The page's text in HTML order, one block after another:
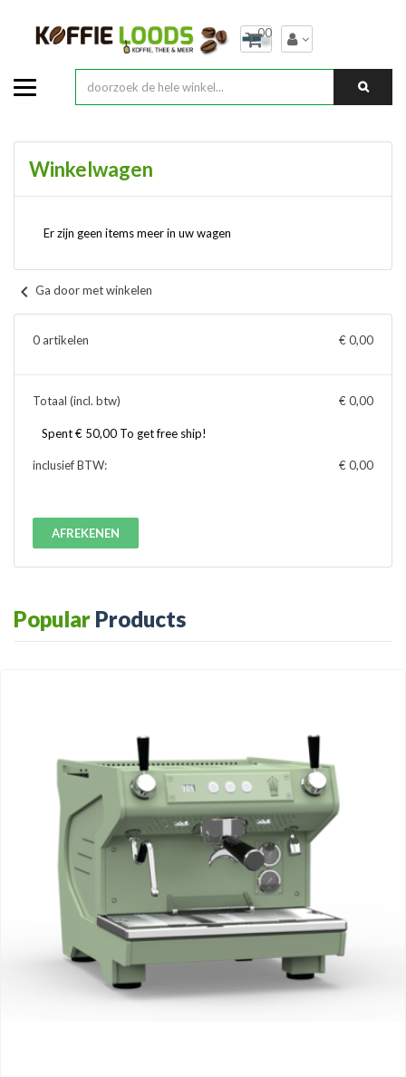
00
Winkelwagen
Er zijn geen items meer in uw wagen
chevron_left Ga door met winkelen
0 artikelen € 0,00
Totaal (incl. btw) € 0,00
Spent € 50,00 To get free ship!
inclusief BTW: € 0,00
AFREKENEN
Popular Products